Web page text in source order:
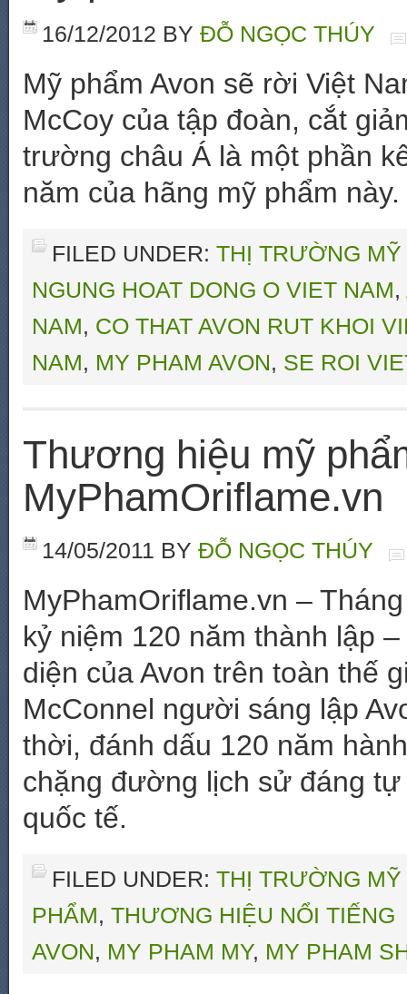
16/12/2012 BY ĐỖ NGỌC THÚY
Mỹ phẩm Avon sẽ rời Việt
McCoy của tập đoàn, cắt
trường châu Á là một phần
năm của hãng mỹ phẩm này.
FILED UNDER: THỊ TRƯỜNG
NGUNG HOAT DONG O VIET NAM,
NAM, CO THAT AVON RUT KHOI
NAM, MY PHAM AVON, SE ROI
Thương hiệu mỹ
MyPhamOriflame.vn
14/05/2011 BY ĐỖ NGỌC THÚY
MyPhamOriflame.vn –
kỷ niệm 120 năm thành lập
diện của Avon trên toàn thế
McConnel người sáng lập
thời, đánh dấu 120 năm
chặng đường lịch sử đáng
quốc tế.
FILED UNDER: THỊ TRƯỜNG
PHẨM, THƯƠNG HIỆU NỔI TIẾNG
AVON, MY PHAM MY, MY PHAM